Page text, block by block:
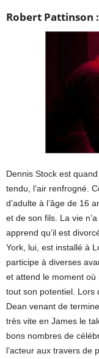
Robert Pattinson
Dennis Stock est
tendu, l’air renfrogné.
d’adulte à l’âge de 16
et de son fils. La vie
apprend qu’il est
York, lui, est installé à
participe à diverses
et attend le moment
tout son potentiel. Lors
Dean venant de
très vite en James le
bons nombres de
l’acteur aux travers de